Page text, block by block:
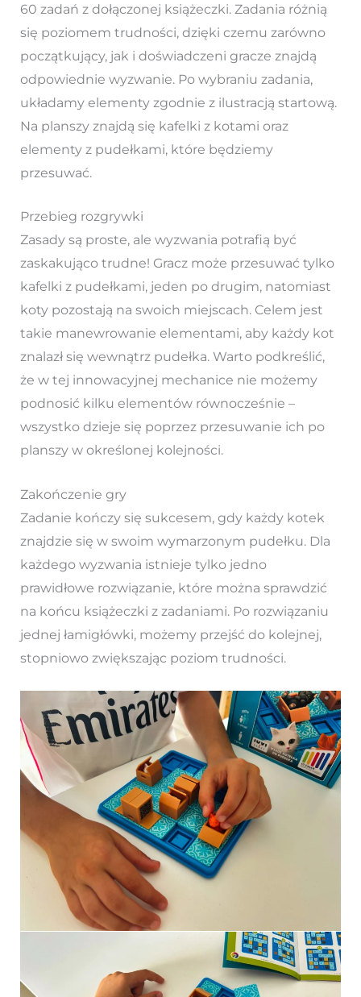
60 zadań z dołączonej książeczki. Zadania różnią
się poziomem trudności, dzięki czemu zarówno
początkujący, jak i doświadczeni gracze znajdą
odpowiednie wyzwanie. Po wybraniu zadania,
układamy elementy zgodnie z ilustracją startową.
Na planszy znajdą się kafelki z kotami oraz
elementy z pudełkami, które będziemy
przesuwać.
Przebieg rozgrywki
Zasady są proste, ale wyzwania potrafią być
zaskakująco trudne! Gracz może przesuwać tylko
kafelki z pudełkami, jeden po drugim, natomiast
koty pozostają na swoich miejscach. Celem jest
takie manewrowanie elementami, aby każdy kot
znalazł się wewnątrz pudełka. Warto podkreślić,
że w tej innowacyjnej mechanice nie możemy
podnosić kilku elementów równocześnie –
wszystko dzieje się poprzez przesuwanie ich po
planszy w określonej kolejności.
Zakończenie gry
Zadanie kończy się sukcesem, gdy każdy kotek
znajdzie się w swoim wymarzonym pudełku. Dla
każdego wyzwania istnieje tylko jedno
prawidłowe rozwiązanie, które można sprawdzić
na końcu książeczki z zadaniami. Po rozwiązaniu
jednej łamigłówki, możemy przejść do kolejnej,
stopniowo zwiększając poziom trudności.